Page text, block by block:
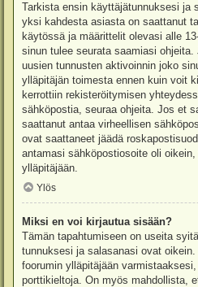
Tarkista ensin käyttäjätunnuksesi ja
yksi kahdesta asiasta on saattanut
käytössä ja määrittelit olevasi alle
sinun tulee seurata saamiasi
uusien tunnusten aktivoinnin joko
ylläpitäjän toimesta ennen kuin voit
kerrottiin rekisteröitymisen
sähköpostia, seuraa ohjeita. Jos et
saattanut antaa virheellisen
ovat saattaneet jäädä
antamasi sähköpostiosoite oli
ylläpitäjään.
Ylös
Miksi en voi kirjautua sisään?
Tämän tapahtumiseen on useita
tunnuksesi ja salasanasi ovat
foorumin ylläpitäjään
porttikieltoja. On myös mahdollista,